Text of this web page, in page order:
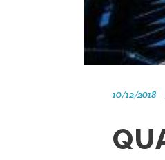
10/12/2018